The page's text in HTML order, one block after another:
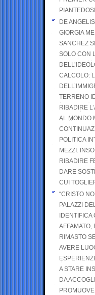
PIANTEDOSI
DE
GIORGIA
SANCHEZ
SOLO CON
CALCOLO:
TERRENO
RIBADIRE
AL MONDO
POLITICA
MEZZI.
RIBADIRE
DARE
CUI
“CRISTO
PALAZZI
AFFAMATO,
RIMASTO
AVERE
A STARE
DA